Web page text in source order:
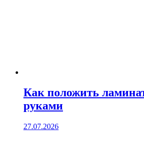
Как положить
руками
27.07.2026